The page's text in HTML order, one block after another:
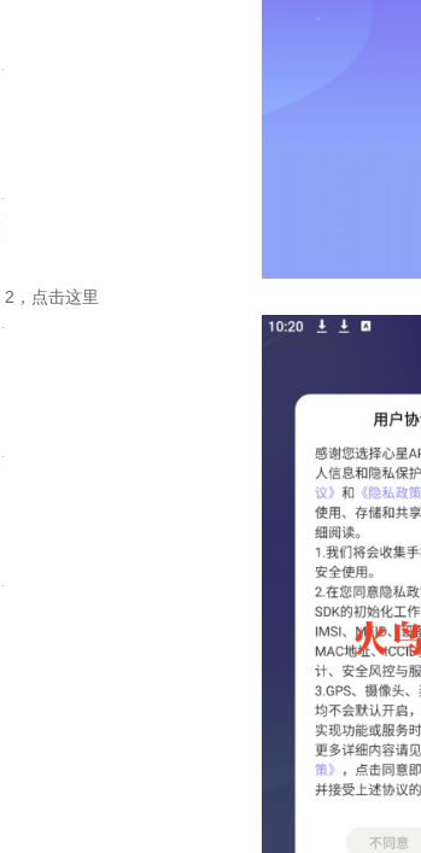
2，点击这里